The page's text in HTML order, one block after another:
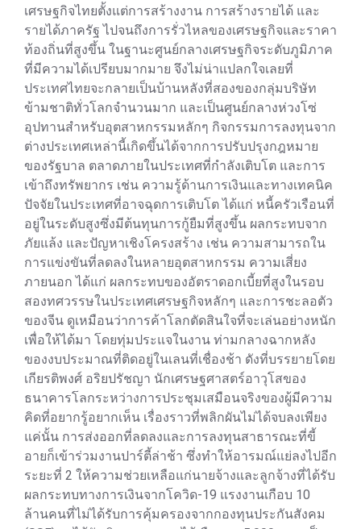
เศรษฐกิจไทยตั้งแต่การสร้างงาน การสร้างรายได้ และ
รายได้ภาครัฐ ไปจนถึงการรั่วไหลของเศรษฐกิจและราคา
ท้องถิ่นที่สูงขึ้น ในฐานะศูนย์กลางเศรษฐกิจระดับภูมิภาค
ที่มีความได้เปรียบมากมาย จึงไม่น่าแปลกใจเลยที่
ประเทศไทยจะกลายเป็นบ้านหลังที่สองของกลุ่มบริษัท
ข้ามชาติทั่วโลกจำนวนมาก และเป็นศูนย์กลางห่วงโซ่
อุปทานสำหรับอุตสาหกรรมหลักๆ กิจกรรมการลงทุนจาก
ต่างประเทศเหล่านี้เกิดขึ้นได้จากการปรับปรุงกฎหมาย
ของรัฐบาล ตลาดภายในประเทศที่กำลังเติบโต และการ
เข้าถึงทรัพยากร เช่น ความรู้ด้านการเงินและทางเทคนิค
ปัจจัยในประเทศที่อาจฉุดการเติบโต ได้แก่ หนี้ครัวเรือนที่
อยู่ในระดับสูงซึ่งมีต้นทุนการกู้ยืมที่สูงขึ้น ผลกระทบจาก
ภัยแล้ง และปัญหาเชิงโครงสร้าง เช่น ความสามารถใน
การแข่งขันที่ลดลงในหลายอุตสาหกรรม ความเสี่ยง
ภายนอก ได้แก่ ผลกระทบของอัตราดอกเบี้ยที่สูงในรอบ
สองทศวรรษในประเทศเศรษฐกิจหลักๆ และการชะลอตัว
ของจีน ดูเหมือนว่าการค้าโลกตัดสินใจที่จะเล่นอย่างหนัก
เพื่อให้ได้มา โดยทุ่มประแจในงาน ท่ามกลางฉากหลัง
ของงบประมาณที่ติดอยู่ในเลนที่เชื่องช้า ดังที่บรรยายโดย
เกียรติพงศ์ อริยปรัชญา นักเศรษฐศาสตร์อาวุโสของ
ธนาคารโลกระหว่างการประชุมเสมือนจริงของผู้มีความ
คิดที่อยากรู้อยากเห็น เรื่องราวที่พลิกผันไม่ได้จบลงเพียง
แค่นั้น การส่งออกที่ลดลงและการลงทุนสาธารณะที่ขี้
อายก็เข้าร่วมงานปาร์ตี้ล่าช้า ซึ่งทำให้อารมณ์แย่ลงไปอีก
ระยะที่ 2 ให้ความช่วยเหลือแก่นายจ้างและลูกจ้างที่ได้รับ
ผลกระทบทางการเงินจากโควิด-19 แรงงานเกือบ 10
ล้านคนที่ไม่ได้รับการคุ้มครองจากกองทุนประกันสังคม